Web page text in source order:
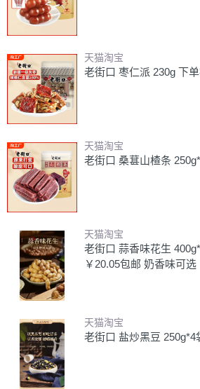
天猫淘宝
老街口 枣仁派 230g 下
天猫淘宝
老街口 桑葚山楂条
天猫淘宝
老街口 蒜香味花生
￥20.05包邮 奶香味可选
天猫淘宝
老街口 盐炒黑豆 250g*4